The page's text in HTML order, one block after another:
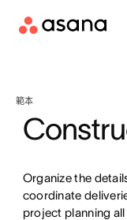
範本
Organize the
coordinate
project planning